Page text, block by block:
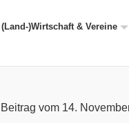
(Land-)Wirtschaft & Vereine
Beitrag vom 14.